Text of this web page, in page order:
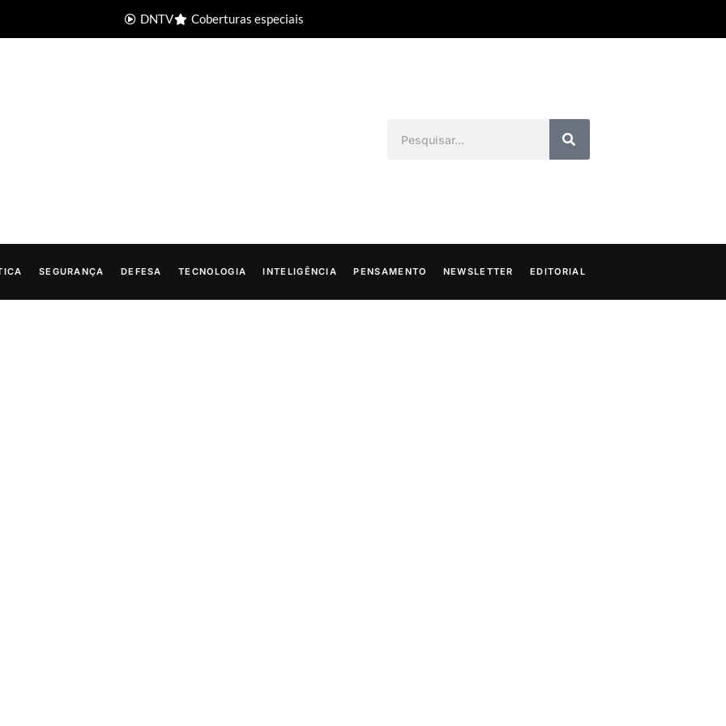
DNTV Coberturas especiais
SEGURANÇA DEFESA TECNOLOGIA INTELIGÊNCIA PENSAMENTO NEWSLETTER EDITORIAL